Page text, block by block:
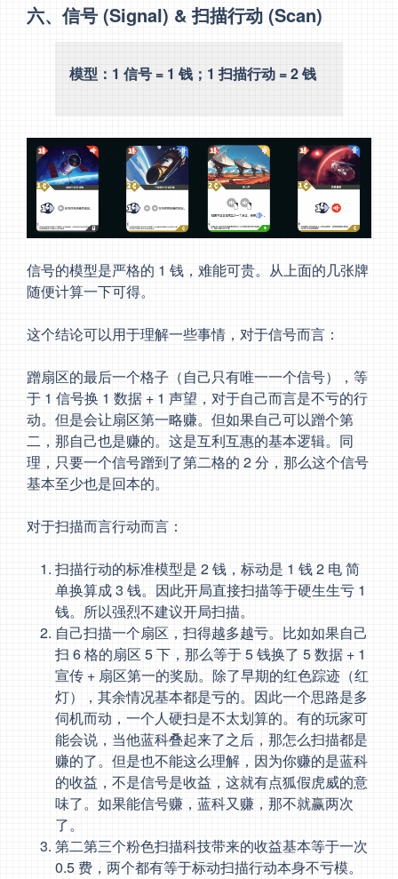
六、信号 (Signal) & 扫描行动 (Scan)
模型：1 信号 = 1 钱；1 扫描行动 = 2 钱
信号的模型是严格的 1 钱，难能可贵。从上面的几张牌
随便计算一下可得。
这个结论可以用于理解一些事情，对于信号而言：
蹭扇区的最后一个格子（自己只有唯一一个信号），等
于 1 信号换 1 数据 + 1 声望，对于自己而言是不亏的行
动。但是会让扇区第一略赚。但如果自己可以蹭个第
二，那自己也是赚的。这是互利互惠的基本逻辑。同
理，只要一个信号蹭到了第二格的 2 分，那么这个信号
基本至少也是回本的。
对于扫描而言行动而言：
扫描行动的标准模型是 2 钱，标动是 1 钱 2 电 简
单换算成 3 钱。因此开局直接扫描等于硬生生亏 1
钱。所以强烈不建议开局扫描。
自己扫描一个扇区，扫得越多越亏。比如如果自己
扫 6 格的扇区 5 下，那么等于 5 钱换了 5 数据 + 1
宣传 + 扇区第一的奖励。除了早期的红色踪迹（红
灯），其余情况基本都是亏的。因此一个思路是多
伺机而动，一个人硬扫是不太划算的。有的玩家可
能会说，当他蓝科叠起来了之后，那怎么扫描都是
赚的了。但是也不能这么理解，因为你赚的是蓝科
的收益，不是信号是收益，这就有点狐假虎威的意
味了。如果能信号赚，蓝科又赚，那不就赢两次
了。
第二第三个粉色扫描科技带来的收益基本等于一次
0.5 费，两个都有等于标动扫描行动本身不亏模。